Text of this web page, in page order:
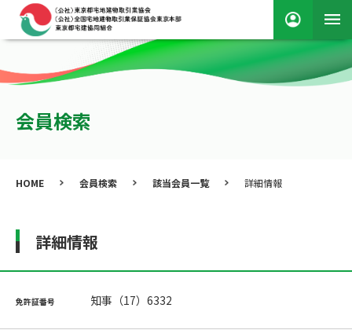
会員検索
HOME 会員検索 該当会員一覧 詳細情報
詳細情報
免許証番号 知事（17）6332